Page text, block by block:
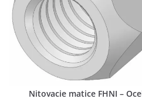
Nitovacie matice FHNI –